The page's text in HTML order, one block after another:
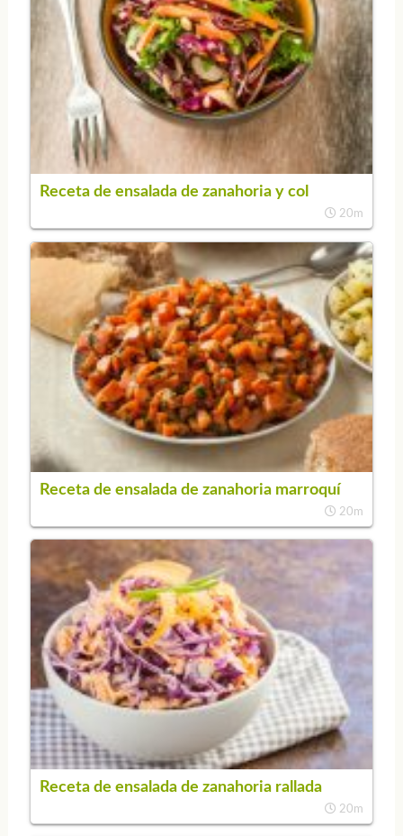
Receta de ensalada de zanahoria y col
20m
Receta de ensalada de zanahoria marroquí
20m
Receta de ensalada de zanahoria rallada
20m